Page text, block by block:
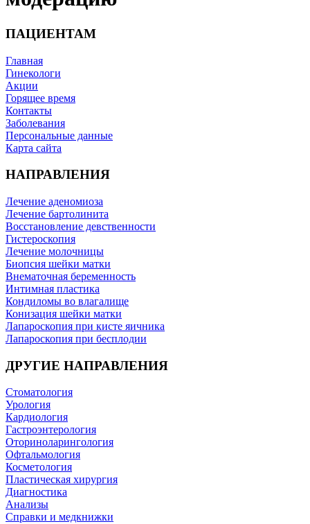
ПАЦИЕНТАМ
Главная
Гинекологи
Акции
Горящее время
Контакты
Заболевания
Персональные данные
Карта сайта
НАПРАВЛЕНИЯ
Лечение аденомиоза
Лечение бартолинита
Восстановление девственности
Гистероскопия
Лечение молочницы
Биопсия шейки матки
Внематочная беременность
Интимная пластика
Кондиломы во влагалище
Конизация шейки матки
Лапароскопия при кисте яичника
Лапароскопия при бесплодии
ДРУГИЕ НАПРАВЛЕНИЯ
Стоматология
Урология
Кардиология
Гастроэнтерология
Оториноларингология
Офтальмология
Косметология
Пластическая хирургия
Диагностика
Анализы
Справки и медкнижки